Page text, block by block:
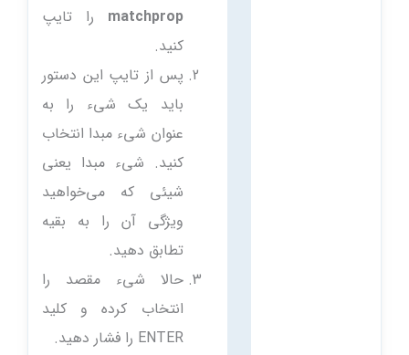
matchprop را تایپ
کنید.
پس از تایپ این دستور
باید یک شیء را به
عنوان شیء مبدا انتخاب
کنید. شیء مبدا یعنی
شیئی که می‌خواهید
ویژگی آن را به بقیه
تطابق دهید.
حالا شیء مقصد را
انتخاب کرده و کلید
ENTER را فشار دهید.